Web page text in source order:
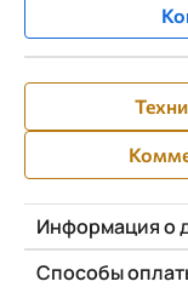
Информация о
Способы